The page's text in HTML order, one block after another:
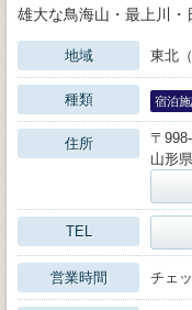
雄大な鳥海山・最上川・
地域 東北
種類 宿泊
住所
〒
山形
TEL
営業時間 チェ